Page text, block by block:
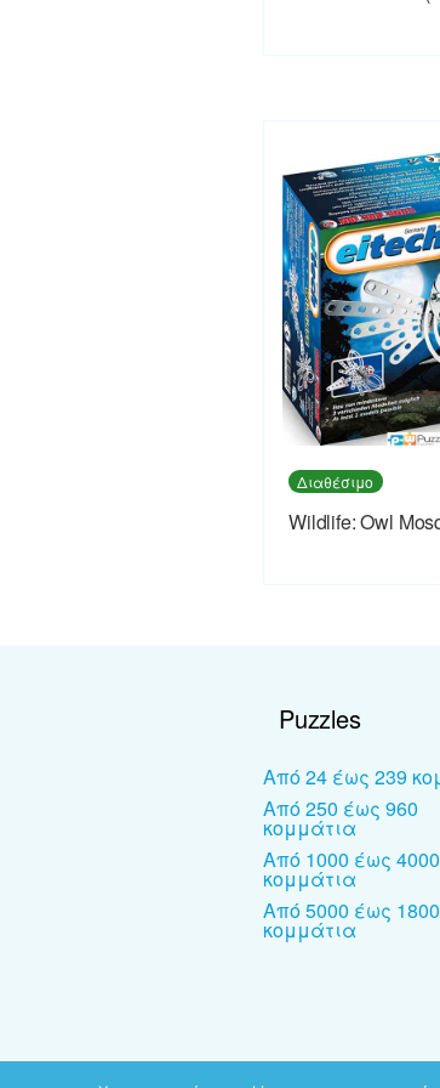
Διαθέσιμο
Wildlife: Owl
Puzzles
Από 24 έως 239
Από 250 έως 960
κομμάτια
Από 1000 έως 4000
κομμάτια
Από 5000 έως
κομμάτια